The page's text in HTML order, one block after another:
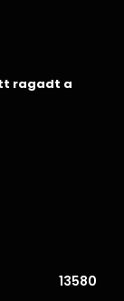
ragadt a
13580